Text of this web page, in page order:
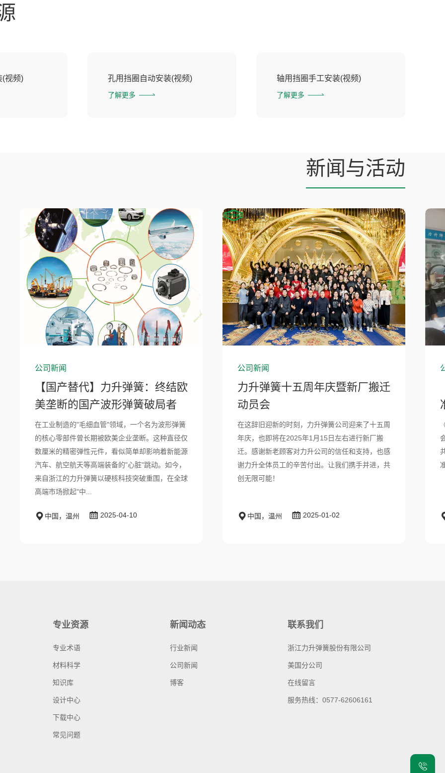
(视频) 孔用挡圈自动安装(视频)
了解更多
轴用挡圈手工安装(视频)
了解更多
新闻与活动
公司新闻
【国产替代】力升弹簧：终结欧
美垄断的国产波形弹簧破局者
在工业制造的"毛细血管"领域，一个名为波形弹簧
的核心零部件曾长期被欧美企业垄断。这种直径仅
数厘米的精密弹性元件，看似简单却影响着新能源
汽车、航空航天等高端装备的"心脏"跳动。如今，
来自浙江的力升弹簧以硬核科技突破重围，在全球
高端市场掀起"中...
中国，温州 2025-04-10
公司新闻
力升弹簧十五周年庆暨新厂搬迁
动员会
在这辞旧迎新的时刻，力升弹簧公司迎来了十五周
年庆，也即将在2025年1月15日左右进行新厂搬
迁。感谢新老顾客对力升公司的信任和支持，也感
谢力升全体员工的辛苦付出。让我们携手并进，共
创无限可能！
中国，温州 2025-01-02
专业资源
专业术语
材料科学
知识库
设计中心
下载中心
常见问题
新闻动态
行业新闻
公司新闻
博客
联系我们
浙江力升弹簧股份有限公司
美国分公司
在线留言
服务热线：0577-62606161